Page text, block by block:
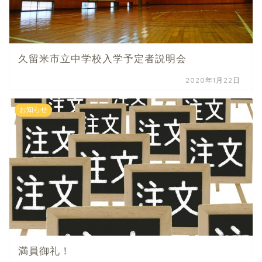
久留米市立中学校入学予定者説明会
2020年1月22日
お知らせ
満員御礼！